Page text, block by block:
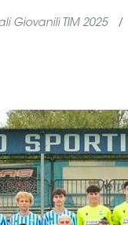
Giovanili TIM 2025